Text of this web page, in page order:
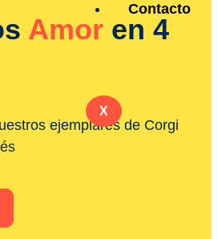
Contacto
X
Amor en 4
ejemplares de Corgi